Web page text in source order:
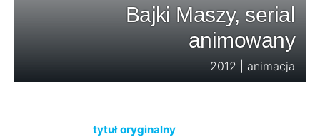
Bajki Maszy, serial
animowany
2012 | animacja
tytuł oryginalny